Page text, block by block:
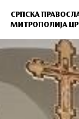
СРПСКА
МИТРОПОЛИЈА